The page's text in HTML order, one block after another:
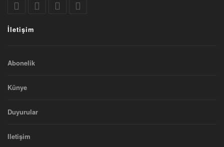
İletişim
Abonelik
Künye
Duyurular
Iletişim